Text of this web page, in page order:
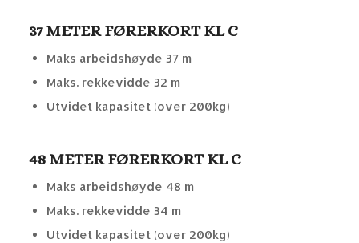
37 METER FØRERKORT KL C
Maks arbeidshøyde 37 m
Maks. rekkevidde 32 m
Utvidet kapasitet (over 200kg)
48 METER FØRERKORT KL C
Maks arbeidshøyde 48 m
Maks. rekkevidde 34 m
Utvidet kapasitet (over 200kg)